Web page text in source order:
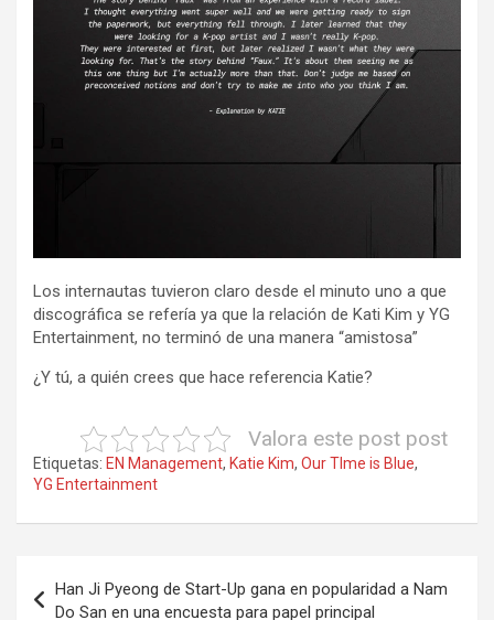
Los internautas tuvieron claro desde el minuto uno a que
discográfica se refería ya que la relación de Kati Kim y YG
Entertainment, no terminó de una manera “amistosa”
¿Y tú, a quién crees que hace referencia Katie?
Valora este post post
Etiquetas: EN Management, Katie Kim, Our TIme is Blue,
YG Entertainment
de
Han Ji Pyeong de Start-Up gana en popularidad a Nam
Do San en una encuesta para papel principal